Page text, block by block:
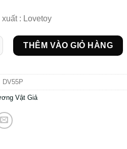
: Lovetoy
siêu mềm Lovetoy Rotator rung
THÊM VÀO GIỎ HÀNG
DV55P
Vật Giả